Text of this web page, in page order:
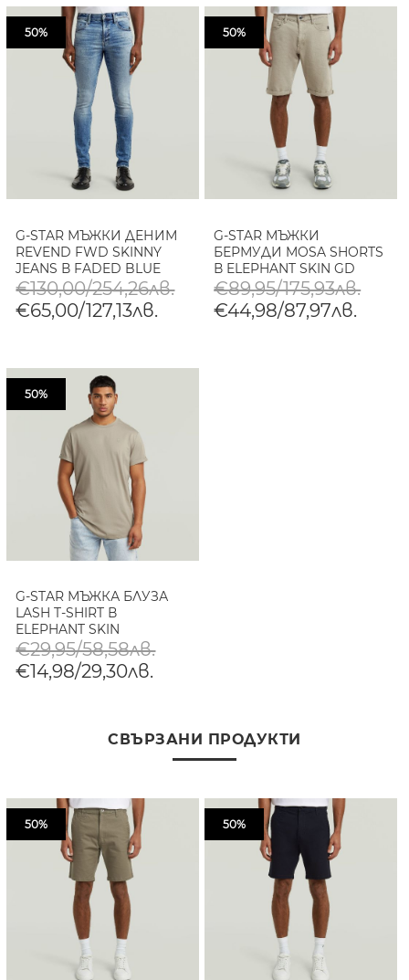
50%
G-STAR МЪЖКИ ДЕНИМ
REVEND FWD SKINNY
JEANS В FADED BLUE
HALITE
€130,00/254,26лв.
€65,00/127,13лв.
50%
G-STAR МЪЖКИ
БЕРМУДИ MOSA SHORTS
В ELEPHANT SKIN GD
€89,95/175,93лв.
€44,98/87,97лв.
50%
G-STAR МЪЖКА БЛУЗА
LASH T-SHIRT В
ELEPHANT SKIN
€29,95/58,58лв.
€14,98/29,30лв.
СВЪРЗАНИ ПРОДУКТИ
50% 50%